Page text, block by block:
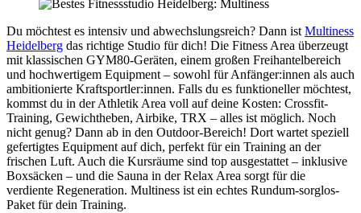
Du möchtest es intensiv und abwechslungsreich? Dann ist Multiness
Heidelberg das richtige Studio für dich! Die Fitness Area überzeugt
mit klassischen GYM80-Geräten, einem großen Freihantelbereich
und hochwertigem Equipment – sowohl für Anfänger:innen als auch
ambitionierte Kraftsportler:innen. Falls du es funktioneller möchtest,
kommst du in der Athletik Area voll auf deine Kosten: Crossfit-
Training, Gewichtheben, Airbike, TRX – alles ist möglich. Noch
nicht genug? Dann ab in den Outdoor-Bereich! Dort wartet speziell
gefertigtes Equipment auf dich, perfekt für ein Training an der
frischen Luft. Auch die Kursräume sind top ausgestattet – inklusive
Boxsäcken – und die Sauna in der Relax Area sorgt für die
verdiente Regeneration. Multiness ist ein echtes Rundum-sorglos-
Paket für dein Training.